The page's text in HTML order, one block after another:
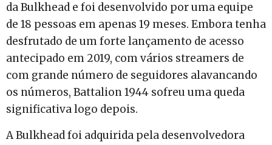
da Bulkhead e foi desenvolvido por uma equipe
de 18 pessoas em apenas 19 meses. Embora tenha
desfrutado de um forte lançamento de acesso
antecipado em 2019, com vários streamers de
com grande número de seguidores alavancando
os números, Battalion 1944 sofreu uma queda
significativa logo depois.
A Bulkhead foi adquirida pela desenvolvedora